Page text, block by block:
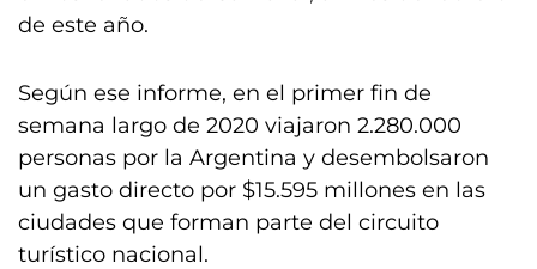
de este año.
Según ese informe, en el primer fin de
semana largo de 2020 viajaron 2.280.000
personas por la Argentina y desembolsaron
un gasto directo por $15.595 millones en las
ciudades que forman parte del circuito
turístico nacional.